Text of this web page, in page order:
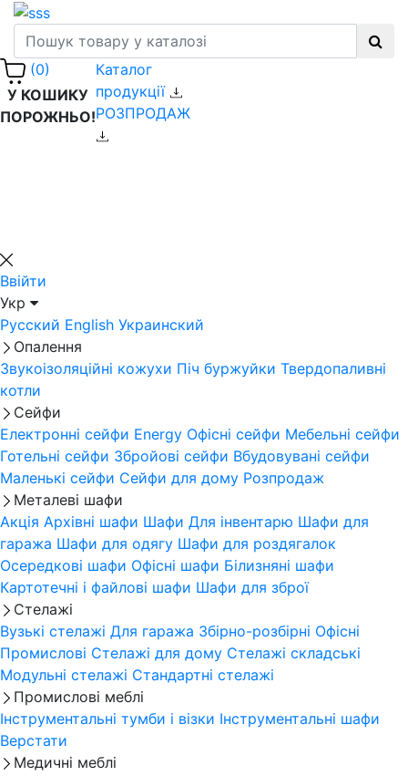
(0)
У КОШИКУ
ПОРОЖНЬО!
Каталог
продукції
РОЗПРОДАЖ
Ввійти
Укр
Русский English Украинский
Опалення
Звукоізоляційні кожухи Піч буржуйки Твердопаливні
котли
Сейфи
Електронні сейфи Energy Офісні сейфи Мебельні сейфи
Готельні сейфи Збройові сейфи Вбудовувані сейфи
Маленькі сейфи Сейфи для дому Розпродаж
Металеві шафи
Акція Архівні шафи Шафи Для інвентарю Шафи для
гаража Шафи для одягу Шафи для роздягалок
Осередкові шафи Офісні шафи Білизняні шафи
Картотечні і файлові шафи Шафи для зброї
Стелажі
Вузькі стелажі Для гаража Збірно-розбірні Офісні
Промислові Стелажі для дому Стелажі складські
Модульні стелажі Стандартні стелажі
Промислові меблі
Інструментальні тумби і візки Інструментальні шафи
Верстати
Медичні меблі